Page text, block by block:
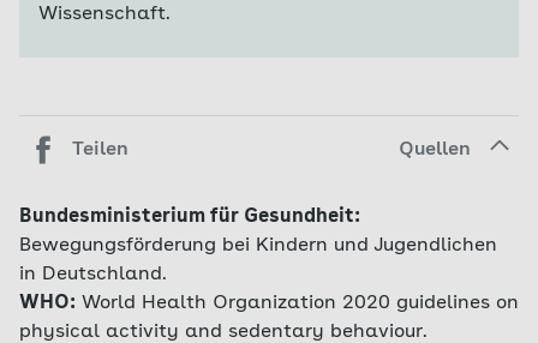
Wissenschaft.
Teilen Quellen
Bundesministerium für Gesundheit:
Bewegungsförderung bei Kindern und Jugendlichen
in Deutschland.
WHO: World Health Organization 2020 guidelines on
physical activity and sedentary behaviour.